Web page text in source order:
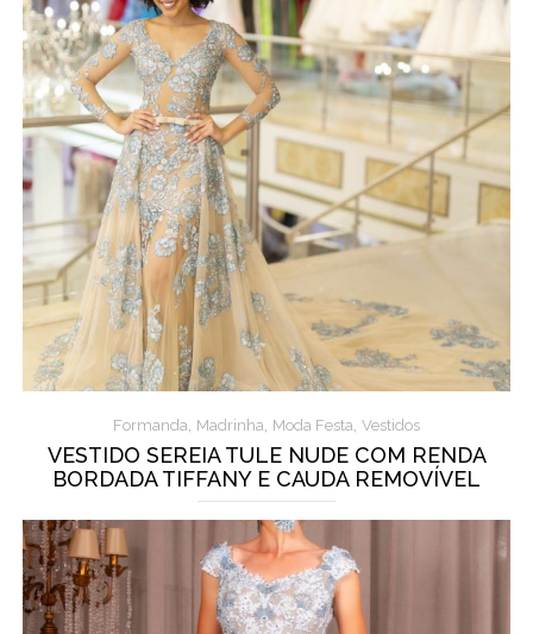
Formanda, Madrinha, Moda Festa, Vestidos
VESTIDO SEREIA TULE NUDE COM RENDA
BORDADA TIFFANY E CAUDA REMOVÍVEL